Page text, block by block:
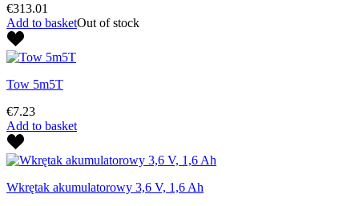
€313.01
Add to basketOut of stock
Tow 5m5T
€7.23
Add to basket
Wkrętak akumulatorowy 3,6 V, 1,6 Ah